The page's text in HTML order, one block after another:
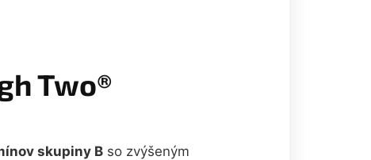
Two®
skupiny B so zvýšeným